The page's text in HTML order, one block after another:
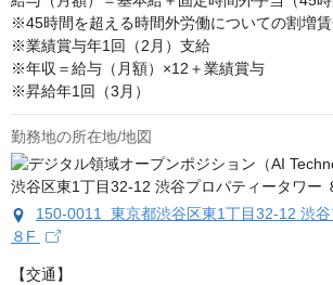
※45時間を超える時間外労働についての割増
※業績賞与年1回（2月）支給
※年収＝給与（月額）×12＋業績賞与
※昇給年1回（3月）
勤務地の所在地/地図
150-0011 東京都渋谷区東1丁目32-12 渋
８F
【交通】